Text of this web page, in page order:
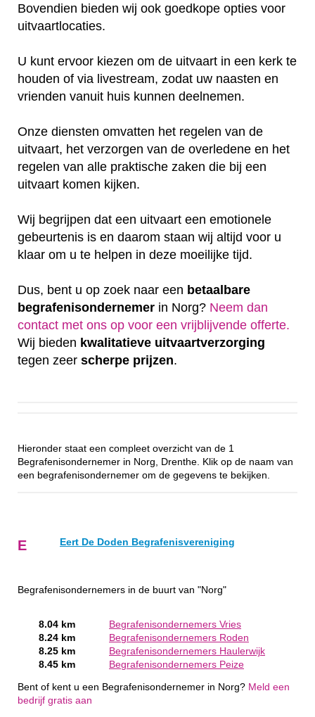
Bovendien bieden wij ook goedkope opties voor
uitvaartlocaties.
U kunt ervoor kiezen om de uitvaart in een kerk te
houden of via livestream, zodat uw naasten en
vrienden vanuit huis kunnen deelnemen.
Onze diensten omvatten het regelen van de
uitvaart, het verzorgen van de overledene en het
regelen van alle praktische zaken die bij een
uitvaart komen kijken.
Wij begrijpen dat een uitvaart een emotionele
gebeurtenis is en daarom staan wij altijd voor u
klaar om u te helpen in deze moeilijke tijd.
Dus, bent u op zoek naar een betaalbare
begrafenisondernemer in Norg? Neem dan
contact met ons op voor een vrijblijvende offerte‎.
Wij bieden kwalitatieve uitvaartverzorging
tegen zeer scherpe prijzen.
Hieronder staat een compleet overzicht van de 1
Begrafenisondernemer in Norg, Drenthe. Klik op de naam van
een begrafenisondernemer om de gegevens te bekijken.
E Eert De Doden Begrafenisvereniging
Begrafenisondernemers in de buurt van "Norg"
8.04 km
Begrafenisondernemers Vries
8.24 km
Begrafenisondernemers Roden
8.25 km
Begrafenisondernemers Haulerwijk
8.45 km
Begrafenisondernemers Peize
Bent of kent u een Begrafenisondernemer in Norg? Meld een
bedrijf gratis aan